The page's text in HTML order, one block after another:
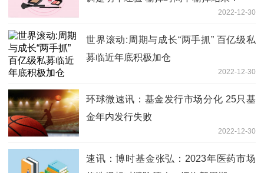
2022-12-30
世界滚动:周期与成长“两手抓” 百亿级私
募临近年底积极加仓
2022-12-30
环球微速讯：基金发行市场分化 25只基
金年内发行失败
2022-12-30
速讯：博时基金张弘：2023年医药市场